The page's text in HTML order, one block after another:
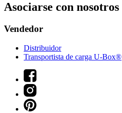
Asociarse con nosotros
Vendedor
Distribuidor
Transportista de carga U-Box®